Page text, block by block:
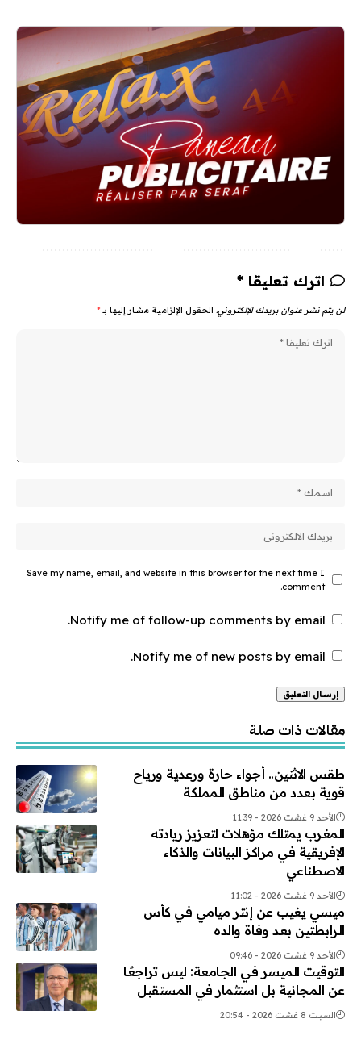
اترك تعليقا *
لن يتم نشر عنوان بريدك الإلكتروني. الحقول الإلزامية مشار إليها بـ *
Save my name, email, and website in this browser for the next time I
comment.
Notify me of follow-up comments by email.
Notify me of new posts by email.
مقالات ذات صلة
طقس الاثنين.. أجواء حارة ورعدية ورياح
قوية بعدد من مناطق المملكة
الأحد 9 غشت 2026 - 11:39
المغرب يمتلك مؤهلات لتعزيز ريادته
الإفريقية في مراكز البيانات والذكاء
الاصطناعي
الأحد 9 غشت 2026 - 11:02
ميسي يغيب عن إنتر ميامي في كأس
الرابطتين بعد وفاة والده
الأحد 9 غشت 2026 - 09:46
التوقيت الميسر في الجامعة: ليس تراجعًا
عن المجانية بل استثمار في المستقبل
السبت 8 غشت 2026 - 20:54